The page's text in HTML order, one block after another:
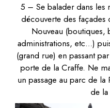
5 – Se balader dans les
découverte des façades
Nouveau (boutiques,
administrations, etc…)
(grand rue) en passant
porte de la Craffe. Ne
un passage au parc de
de la